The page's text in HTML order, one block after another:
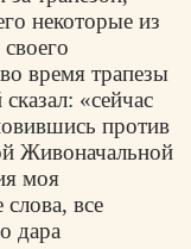
некоторые из
время трапезы
«сейчас
против
Живоначальной
моя
все
дара